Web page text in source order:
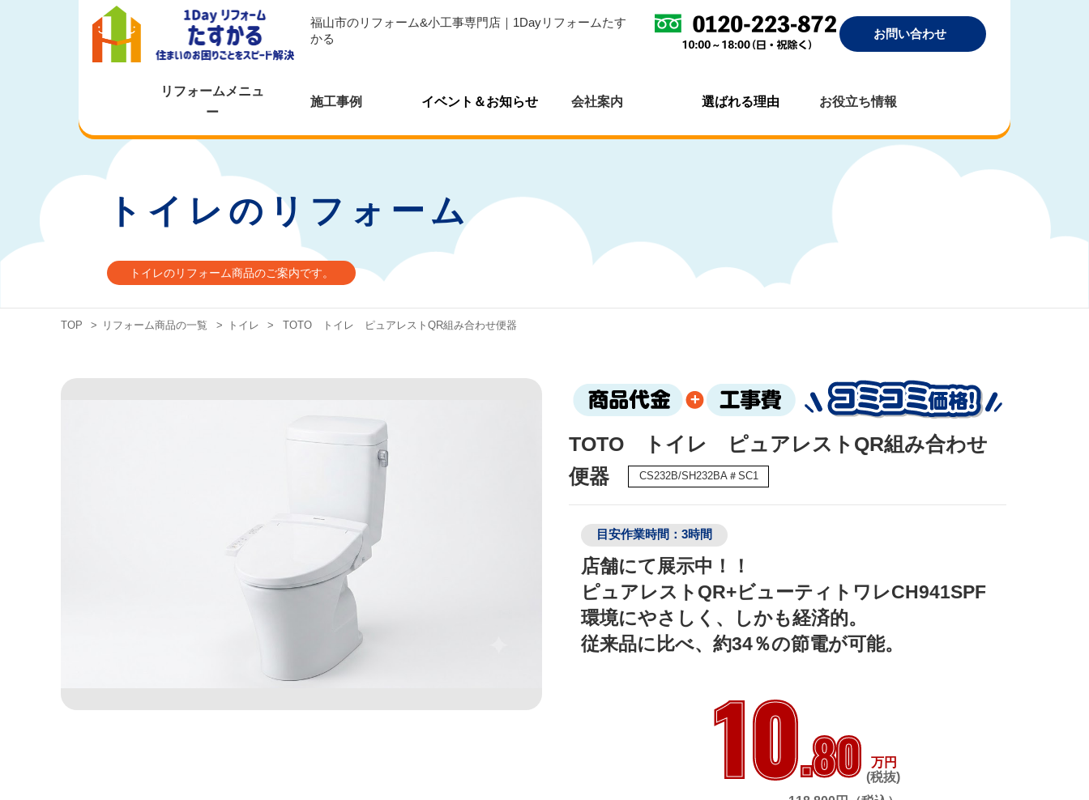
福山市のリフォーム&小工事専門店｜1Dayリフォームたす
かる
お問い合わせ
リフォームメニュ
ー
施工事例 イベント＆お知らせ 会社案内 選ばれる理由 お役立ち情報
トイレのリフォーム
トイレのリフォーム商品のご案内です。
TOP > リフォーム商品の一覧 > トイレ > TOTO トイレ ピュアレストQR組み合わせ便器
TOTO トイレ ピュアレストQR組み合わせ
便器
CS232B/SH232BA＃SC1
目安作業時間：3時間
店舗にて展示中！！
ピュアレストQR+ビューティトワレCH941SPF
環境にやさしく、しかも経済的。
従来品に比べ、約34％の節電が可能。
10.80
万円
(税抜)